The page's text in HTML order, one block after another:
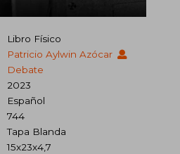
Libro Físico
Patricio Aylwin Azócar
Debate
2023
Español
744
Tapa Blanda
15x23x4,7